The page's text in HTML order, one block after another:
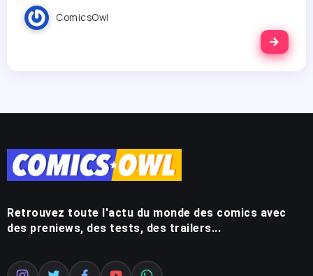
ComicsOwl
Retrouvez toute l'actu du monde des comics avec
des preniews, des tests, des trailers...